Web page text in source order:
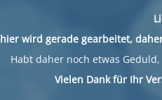
hier wird gerade gearbeitet,
Habt daher noch etwas
Vielen Dank für Ihr